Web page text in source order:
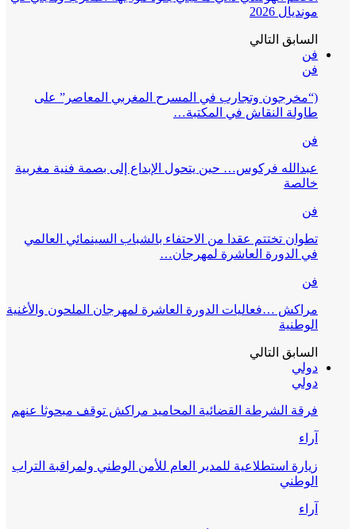
مونديال 2026
السابق التالي
فن
فن
(“مخرجون وتجارب في المسرح المغربي المعاصر” على
طاولة النقاش في المكتبة…
فن
عبدالله فركوس… حين يتحول الإبداع إلى بصمة فنية مغربية
خالصة
فن
تطوان تختتم عقدا من الاحتفاء بالشباب السينمائي العالمي
في الدورة العاشرة لمهرجان…
فن
مراكش …فعاليات الدورة العاشرة لمهرجان الملحون والأغنية
الوطنية
السابق التالي
دولي
دولي
فرقة الشرطة القضائية المحاميد مراكش توقف مبحوثا عنهم
آراء
زيارة استطلاعية للمدير العام للأمن الوطني ولمراقبة التراب
الوطني
آراء